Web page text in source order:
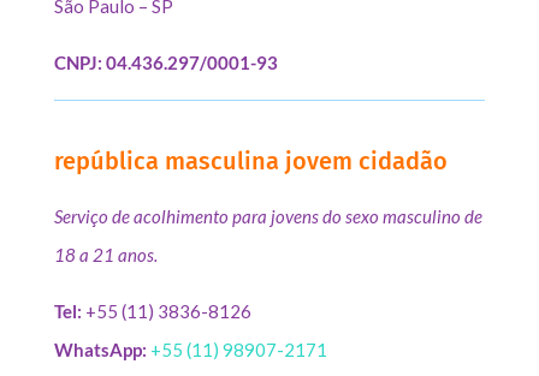
São Paulo – SP
CNPJ: 04.436.297/0001-93
república masculina jovem cidadão
Serviço de acolhimento para jovens do sexo masculino de
18 a 21 anos.
Tel: +55 (11) 3836-8126
WhatsApp: +55 (11) 98907-2171